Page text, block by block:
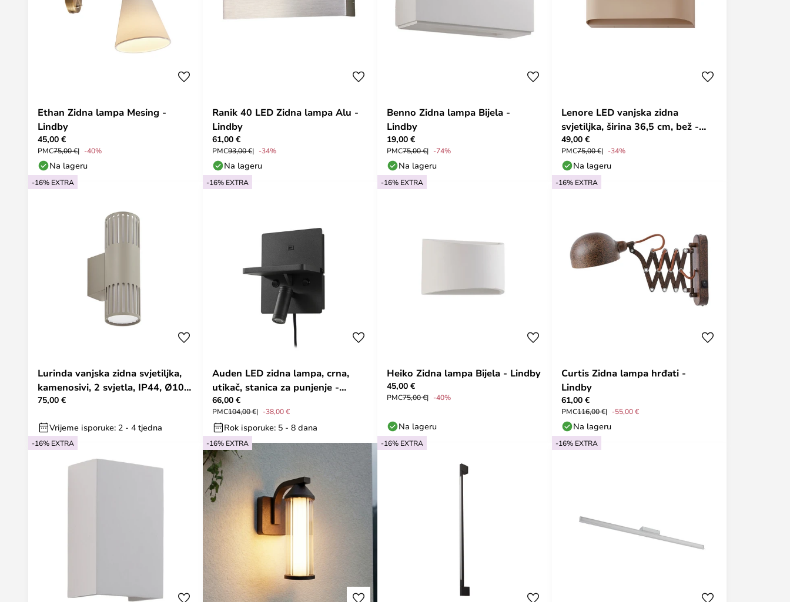
Ethan Zidna lampa Mesing -
Lindby
45,00 €
PMC75,00 € -40%
Na lageru
Ranik 40 LED Zidna lampa Alu -
Lindby
61,00 €
PMC93,00 € -34%
Na lageru
Benno Zidna lampa Bijela -
Lindby
19,00 €
PMC75,00 € -74%
Na lageru
Lenore LED vanjska zidna
svjetiljka, širina 36,5 cm, bež -
Lindby
49,00 €
PMC75,00 € -34%
Na lageru
-16% EXTRA
Lurinda vanjska zidna svjetiljka,
kamenosivi, 2 svjetla, IP44, Ø10
cm - Lindby
75,00 €
Vrijeme isporuke: 2 - 4 tjedna
-16% EXTRA
Auden LED zidna lampa, crna,
utikač, stanica za punjenje -
Lindby
66,00 €
PMC104,00 € -38,00 €
Rok isporuke: 5 - 8 dana
-16% EXTRA
Heiko Zidna lampa Bijela - Lindby
45,00 €
PMC75,00 € -40%
Na lageru
-16% EXTRA
Curtis Zidna lampa hrđati -
Lindby
61,00 €
PMC116,00 € -55,00 €
Na lageru
-16% EXTRA -16% EXTRA -16% EXTRA -16% EXTRA